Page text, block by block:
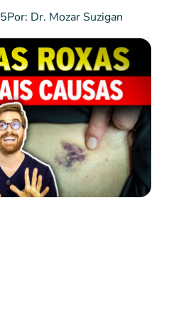
Por: Dr. Mozar Suzigan